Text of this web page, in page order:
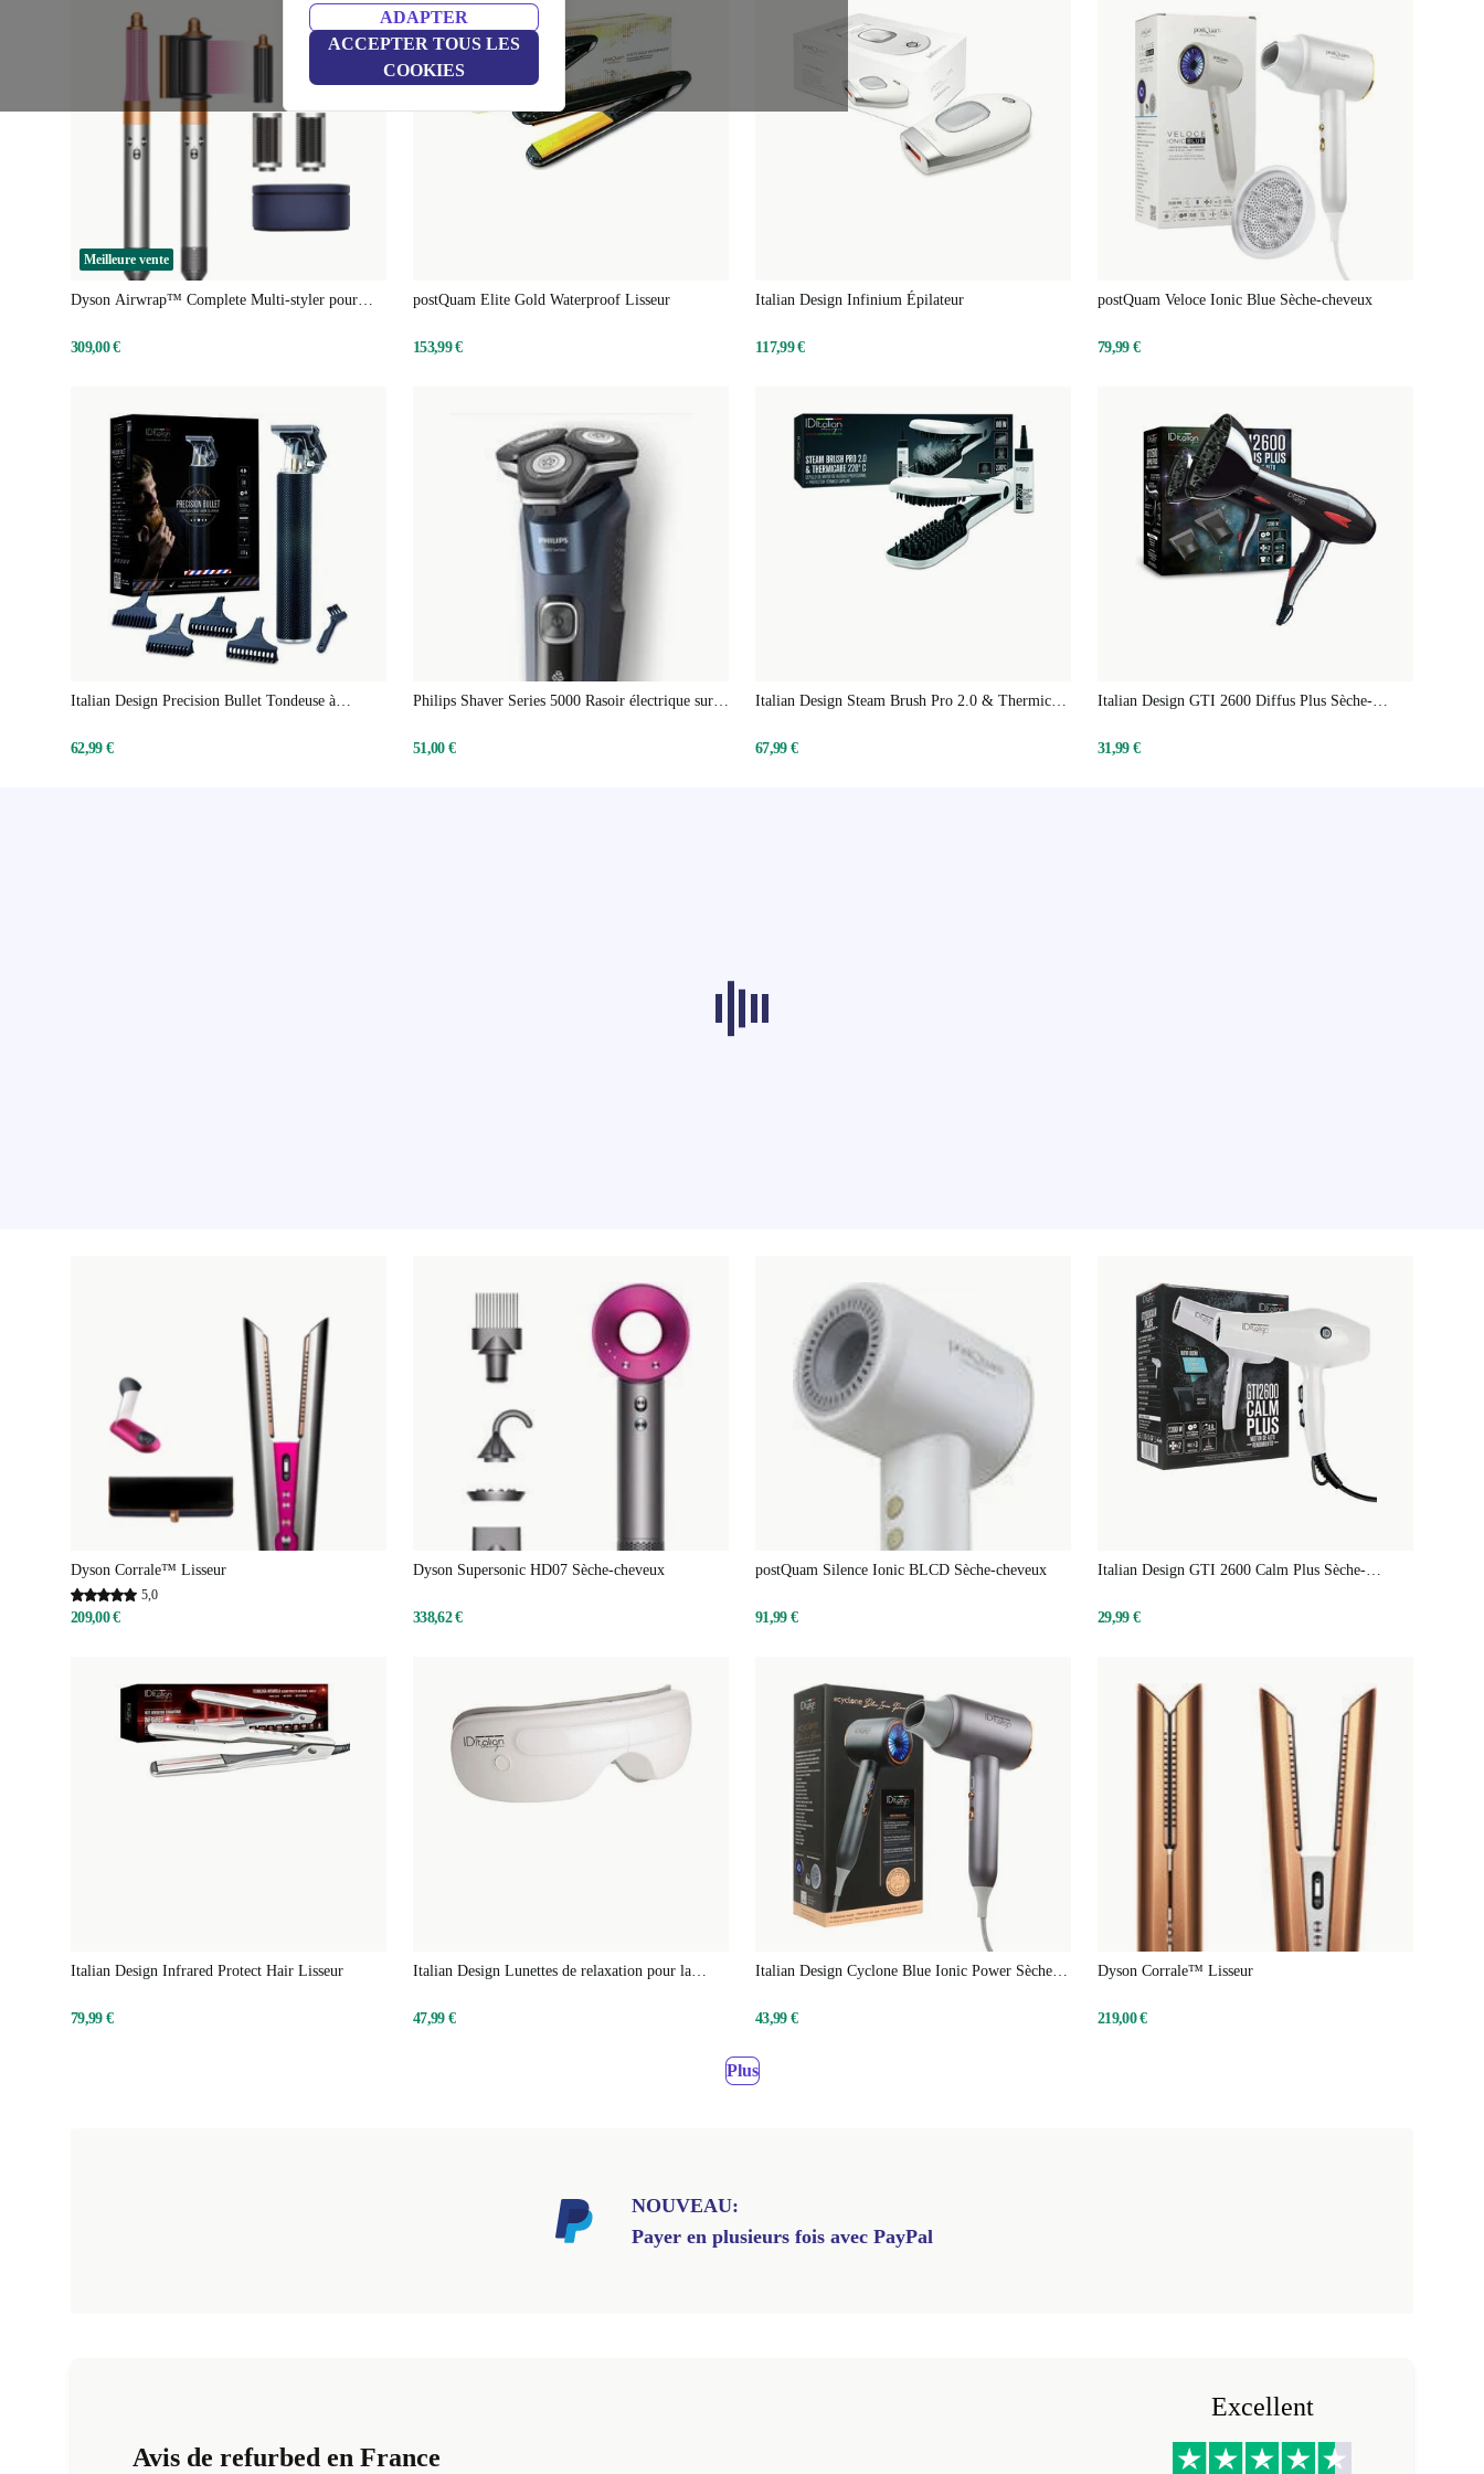
ADAPTER
ACCEPTER TOUS LES
COOKIES
Meilleure vente
Dyson Airwrap™ Complete Multi-styler pour
309,00 €
postQuam Elite Gold Waterproof Lisseur
153,99 €
Italian Design Infinium Épilateur
117,99 €
postQuam Veloce Ionic Blue Sèche-cheveux
79,99 €
Italian Design Precision Bullet Tondeuse à
62,99 €
Philips Shaver Series 5000 Rasoir électrique sur
51,00 €
Italian Design Steam Brush Pro 2.0 & Thermicare
67,99 €
Italian Design GTI 2600 Diffus Plus Sèche-
31,99 €
Dyson Corrale™ Lisseur
5,0
209,00 €
Dyson Supersonic HD07 Sèche-cheveux
338,62 €
postQuam Silence Ionic BLCD Sèche-cheveux
91,99 €
Italian Design GTI 2600 Calm Plus Sèche-
29,99 €
Italian Design Infrared Protect Hair Lisseur
79,99 €
Italian Design Lunettes de relaxation pour la
47,99 €
Italian Design Cyclone Blue Ionic Power Sèche-
43,99 €
Dyson Corrale™ Lisseur
219,00 €
Plus
NOUVEAU:
Payer en plusieurs fois avec PayPal
Avis de refurbed en France
Excellent